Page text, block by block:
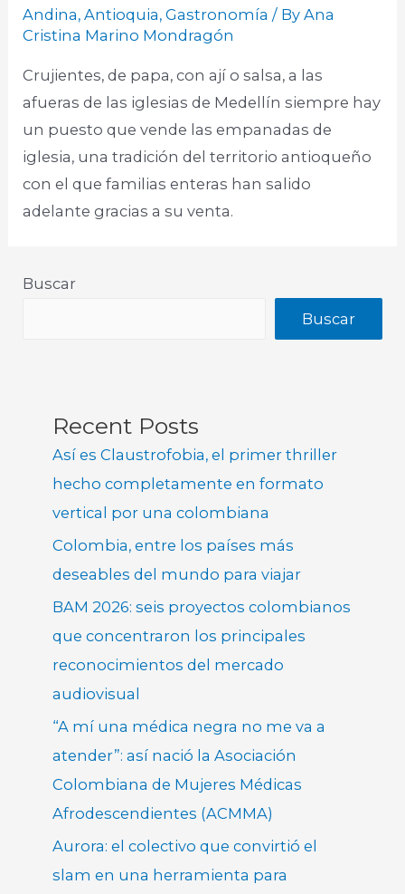
Andina,Antioquia,Gastronomía / ByAna
Cristina Marino Mondragón
Crujientes, de papa, con ají o salsa, a las
afueras de las iglesias de Medellín siempre hay
un puesto que vende las empanadas de
iglesia, una tradición del territorio antioqueño
con el que familias enteras han salido
adelante gracias a su venta.​
Buscar
Buscar
Recent Posts
Así es Claustrofobia, el primer thriller
hecho completamente en formato
vertical por una colombiana
Colombia, entre los países más
deseables del mundo para viajar
BAM 2026: seis proyectos colombianos
que concentraron los principales
reconocimientos del mercado
audiovisual
“A mí una médica negra no me va a
atender”: así nació la Asociación
Colombiana de Mujeres Médicas
Afrodescendientes (ACMMA)
Aurora: el colectivo que convirtió el
slam en una herramienta para